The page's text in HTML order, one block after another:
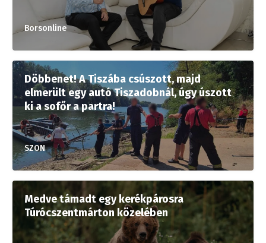
Borsonline
Döbbenet! A Tiszába csúszott, majd
elmerült egy autó Tiszadobnál, úgy úszott
ki a sofőr a partra!
SZON
Medve támadt egy kerékpárosra
Túrócszentmárton közelében